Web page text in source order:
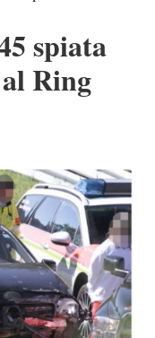
spiata
Ring